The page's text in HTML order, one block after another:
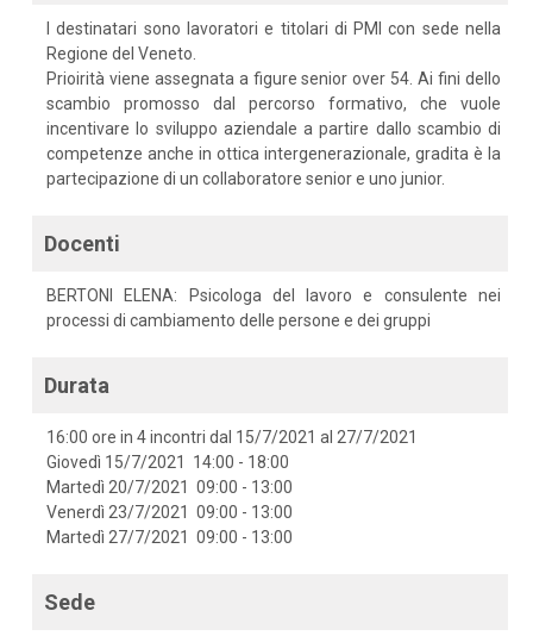
I destinatari sono lavoratori e titolari di PMI con sede nella
Regione del Veneto.
Prioirità viene assegnata a figure senior over 54. Ai fini dello
scambio promosso dal percorso formativo, che vuole
incentivare lo sviluppo aziendale a partire dallo scambio di
competenze anche in ottica intergenerazionale, gradita è la
partecipazione di un collaboratore senior e uno junior.
Docenti
BERTONI ELENA: Psicologa del lavoro e consulente nei
processi di cambiamento delle persone e dei gruppi
Durata
16:00 ore in 4 incontri dal 15/7/2021 al 27/7/2021
Giovedì 15/7/2021 14:00 - 18:00
Martedì 20/7/2021 09:00 - 13:00
Venerdì 23/7/2021 09:00 - 13:00
Martedì 27/7/2021 09:00 - 13:00
Sede